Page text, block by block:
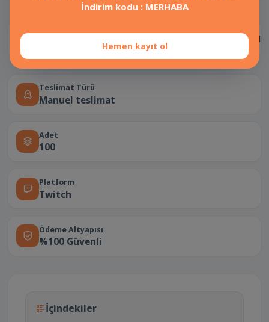
Nasıl
Teslimat Türü
Manuel teslimat
Adet
100
Platform
Twitch
Ödeme Altyapısı
%100 Güvenli
İçindekiler
İndirim kodu : MERHABA
Hemen kayıt ol